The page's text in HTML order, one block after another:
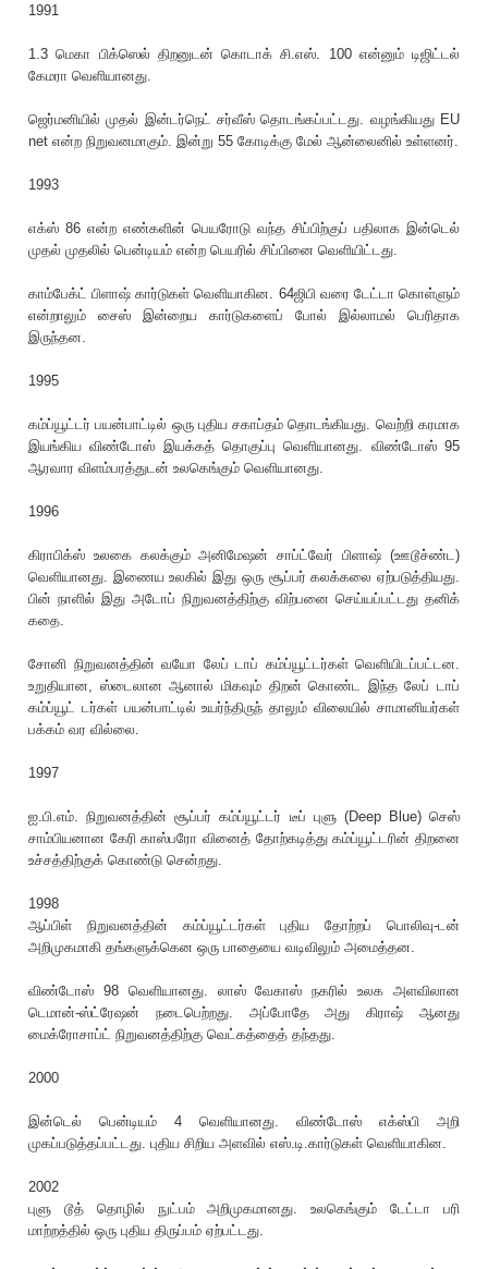
1991
1.3 மெகா பிக்ஸெல் திறனுடன் கொடாக் சி.எஸ். 100 என்னும் டிஜிட்டல்
கேமரா வெளியானது.
ஜெர்மனியில் முதல் இன்டர்நெட் சர்வீஸ் தொடங்கப்பட்டது. வழங்கியது EU
net என்ற நிறுவனமாகும். இன்று 55 கோடிக்கு மேல் ஆன்லைனில் உள்ளனர்.
1993
எக்ஸ் 86 என்ற எண்களின் பெயரோடு வந்த சிப்பிற்குப் பதிலாக இன்டெல்
முதல் முதலில் பென்டியம் என்ற பெயரில் சிப்பினை வெளியிட்டது.
காம்பேக்ட் பிளாஷ் கார்டுகள் வெளியாகின. 64ஜிபி வரை டேட்டா கொள்ளும்
என்றாலும் சைஸ் இன்றைய கார்டுகளைப் போல் இல்லாமல் பெரிதாக
இருந்தன.
1995
கம்ப்யூட்டர் பயன்பாட்டில் ஒரு புதிய சகாப்தம் தொடங்கியது. வெற்றி கரமாக
இயங்கிய விண்டோஸ் இயக்கத் தொகுப்பு வெளியானது. விண்டோஸ் 95
ஆரவார விளம்பரத்துடன் உலகெங்கும் வெளியானது.
1996
கிராபிக்ஸ் உலகை கலக்கும் அனிமேஷன் சாப்ட்வேர் பிளாஷ் (ஊடூச்ண்ட)
வெளியானது. இணைய உலகில் இது ஒரு சூப்பர் கலக்கலை ஏற்படுத்தியது.
பின் நாளில் இது அடோப் நிறுவனத்திற்கு விற்பனை செய்யப்பட்டது தனிக்
கதை.
சோனி நிறுவனத்தின் வயோ லேப் டாப் கம்ப்யூட்டர்கள் வெளியிடப்பட்டன.
உறுதியான, ஸ்டைலான ஆனால் மிகவும் திறன் கொண்ட இந்த லேப் டாப்
கம்ப்யூட் டர்கள் பயன்பாட்டில் உயர்ந்திருந் தாலும் விலையில் சாமானியர்கள்
பக்கம் வர வில்லை.
1997
ஐ.பி.எம். நிறுவனத்தின் சூப்பர் கம்ப்யூட்டர் டீப் புளு (Deep Blue) செஸ்
சாம்பியனான கேரி காஸ்பரோ வினைத் தோற்கடித்து கம்ப்யூட்டரின் திறனை
உச்சத்திற்குக் கொண்டு சென்றது.
1998
ஆப்பிள் நிறுவனத்தின் கம்ப்யூட்டர்கள் புதிய தோற்றப் பொலிவு-டன்
அறிமுகமாகி தங்களுக்கென ஒரு பாதையை வடிவிலும் அமைத்தன.
விண்டோஸ் 98 வெளியானது. லாஸ் வேகாஸ் நகரில் உலக அளவிலான
டெமான்-ஸ்ட்ரேஷன் நடைபெற்றது. அப்போதே அது கிராஷ் ஆனது
மைக்ரோசாப்ட் நிறுவனத்திற்கு வெட்கத்தைத் தந்தது.
2000
இன்டெல் பென்டியம் 4 வெளியானது. விண்டோஸ் எக்ஸ்பி அறி
முகப்படுத்தப்பட்டது. புதிய சிறிய அளவில் எஸ்.டி.கார்டுகள் வெளியாகின.
2002
புளு டூத் தொழில் நுட்பம் அறிமுகமானது. உலகெங்கும் டேட்டா பரி
மாற்றத்தில் ஒரு புதிய திருப்பம் ஏற்பட்டது.